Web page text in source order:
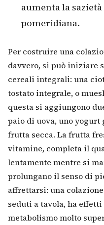
aumenta la
pomeridiana.
Per costruire una
davvero, si può iniziare
cereali integrali: una
tostato integrale, o
questa si aggiungono
paio di uova, uno yogurt
frutta secca. La frutta
vitamine, completa il
lentamente mentre si
prolungano il senso di
affrettarsi: una
seduti a tavola, ha
metabolismo molto